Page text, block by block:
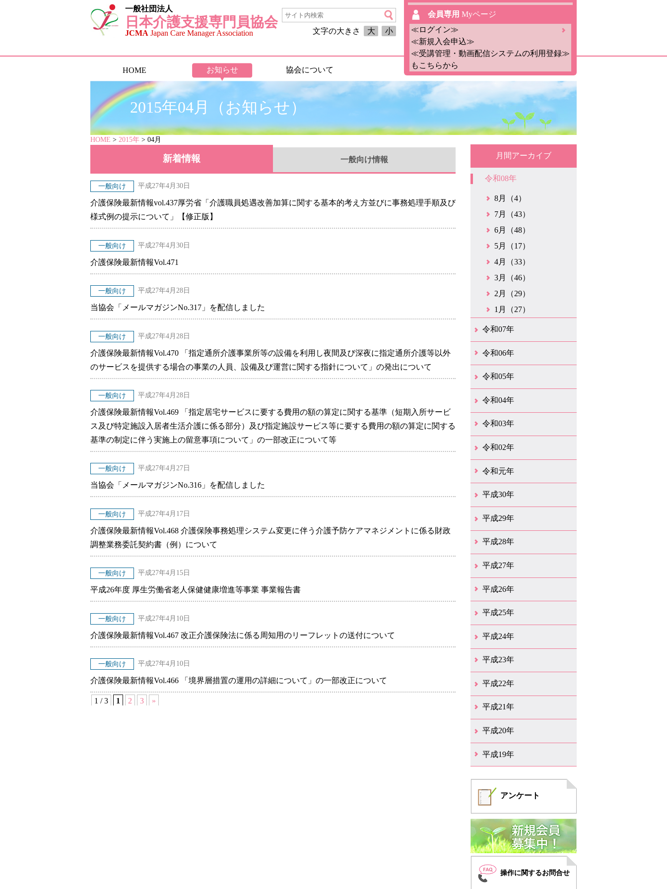
一般社団法人
日本介護支援専門員協会
JCMA Japan Care Manager Association 文字の大きさ 大 小
会員専用 Myページ
≪ログイン≫
≪新規入会申込≫
≪受講管理・動画配信システムの利用登録≫
もこちらから
HOME お知らせ 協会について
2015年04月（お知らせ）
HOME > 2015年 > 04月
新着情報 一般向け情報
一般向け 平成27年4月30日
介護保険最新情報vol.437厚労省「介護職員処遇改善加算に関する基本的考え方並びに事務処理手順及び
様式例の提示について」【修正版】
一般向け 平成27年4月30日
介護保険最新情報Vol.471
一般向け 平成27年4月28日
当協会「メールマガジンNo.317」を配信しました
一般向け 平成27年4月28日
介護保険最新情報Vol.470 「指定通所介護事業所等の設備を利用し夜間及び深夜に指定通所介護等以外
のサービスを提供する場合の事業の人員、設備及び運営に関する指針について」の発出について
一般向け 平成27年4月28日
介護保険最新情報Vol.469 「指定居宅サービスに要する費用の額の算定に関する基準（短期入所サービ
ス及び特定施設入居者生活介護に係る部分）及び指定施設サービス等に要する費用の額の算定に関する
基準の制定に伴う実施上の留意事項について」の一部改正について等
一般向け 平成27年4月27日
当協会「メールマガジンNo.316」を配信しました
一般向け 平成27年4月17日
介護保険最新情報Vol.468 介護保険事務処理システム変更に伴う介護予防ケアマネジメントに係る財政
調整業務委託契約書（例）について
一般向け 平成27年4月15日
平成26年度 厚生労働省老人保健健康増進等事業 事業報告書
一般向け 平成27年4月10日
介護保険最新情報Vol.467 改正介護保険法に係る周知用のリーフレットの送付について
一般向け 平成27年4月10日
介護保険最新情報Vol.466 「境界層措置の運用の詳細について」の一部改正について
1 / 3 1 2 3 »
月間アーカイブ
令和08年
8月（4）
7月（43）
6月（48）
5月（17）
4月（33）
3月（46）
2月（29）
1月（27）
令和07年
12月（51）
11月（42）
10月（35）
9月（35）
8月（26）
7月（25）
6月（37）
5月（26）
4月（35）
3月（33）
2月（35）
1月（24）
令和06年
12月（45）
11月（37）
10月（31）
9月（29）
8月（35）
7月（29）
6月（33）
5月（31）
4月（46）
3月（52）
2月（21）
1月（72）
令和05年
12月（37）
11月（31）
10月（30）
9月（30）
8月（26）
7月（29）
6月（19）
5月（27）
4月（28）
3月（39）
2月（21）
1月（23）
令和04年
12月（41）
11月（21）
10月（32）
9月（33）
8月（31）
7月（25）
6月（29）
5月（16）
4月（48）
3月（42）
2月（23）
1月（31）
令和03年
12月（26）
11月（25）
10月（18）
9月（33）
8月（25）
7月（28）
6月（24）
5月（24）
4月（35）
3月（68）
2月（18）
1月（44）
令和02年
12月（39）
11月（18）
10月（25）
9月（20）
8月（31）
7月（28）
6月（41）
5月（36）
4月（49）
3月（68）
2月（38）
1月（12）
令和元年
12月（19）
11月（19）
10月（32）
9月（22）
8月（15）
7月（18）
6月（24）
5月（11）
4月（41）
3月（19）
2月（10）
1月（8）
平成30年
12月（15）
11月（11）
10月（17）
9月（14）
8月（11）
7月（41）
6月（12）
5月（13）
4月（21）
3月（35）
2月（12）
1月（11）
平成29年
12月（12）
11月（11）
10月（16）
9月（19）
8月（15）
7月（19）
6月（4）
5月（9）
4月（6）
3月（9）
2月（1）
1月（4）
平成28年
12月（6）
11月（7）
10月（10）
9月（11）
8月（5）
7月（10）
6月（9）
5月（8）
4月（20）
3月（31）
2月（11）
1月（6）
平成27年
12月（15）
11月（9）
10月（6）
9月（9）
8月（3）
7月（10）
6月（14）
5月（10）
4月（23）
3月（29）
2月（17）
1月（9）
平成26年
12月（11）
11月（11）
10月（9）
9月（11）
8月（12）
7月（9）
6月（12）
5月（5）
4月（14）
3月（12）
2月（8）
1月（9）
平成25年
12月（12）
11月（6）
10月（7）
9月（10）
8月（6）
7月（9）
6月（7）
5月（8）
4月（8）
3月（12）
2月（17）
1月（7）
平成24年
12月（8）
11月（5）
10月（7）
9月（10）
8月（5）
7月（7）
6月（9）
5月（7）
4月（7）
3月（12）
2月（2）
1月（4）
平成23年
12月（6）
11月（6）
10月（14）
9月（5）
8月（8）
7月（7）
6月（9）
5月（11）
4月（12）
3月（3）
2月（2）
平成22年
12月（1）
11月（5）
10月（7）
9月（15）
8月（12）
7月（11）
6月（12）
5月（6）
4月（4）
3月（17）
2月（7）
1月（6）
平成21年
12月（4）
11月（3）
10月（7）
9月（5）
8月（7）
7月（9）
6月（13）
5月（9）
4月（22）
3月（9）
2月（8）
平成20年
12月（6）
11月（4）
10月（6）
9月（4）
8月（1）
7月（6）
6月（1）
5月（1）
4月（1）
3月（2）
2月（4）
1月（2）
平成19年
アンケート
操作に関するお問合せ